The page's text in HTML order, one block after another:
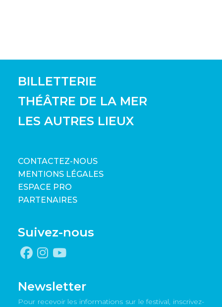
BILLETTERIE
THÉÂTRE DE LA MER
LES AUTRES LIEUX
CONTACTEZ-NOUS
MENTIONS LÉGALES
ESPACE PRO
PARTENAIRES
Suivez-nous
Newsletter
Pour recevoir les informations sur le festival, inscrivez-